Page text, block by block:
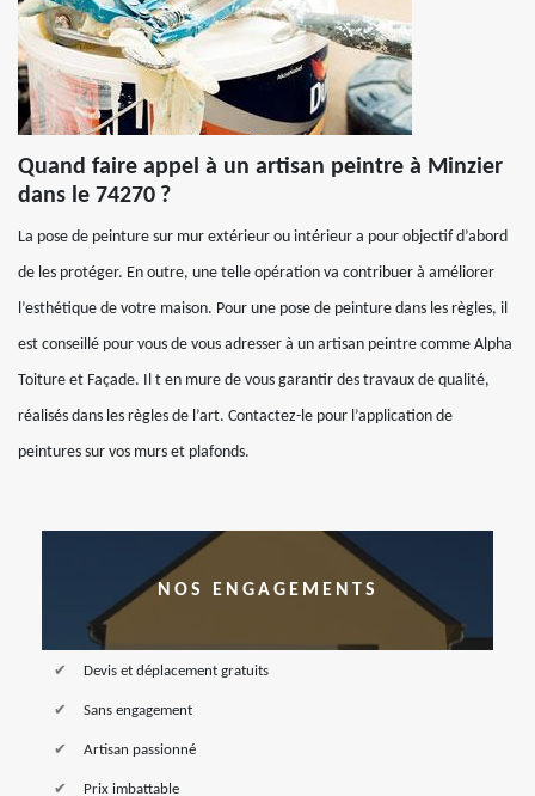
Quand faire appel à un artisan peintre à Minzier
dans le 74270 ?
La pose de peinture sur mur extérieur ou intérieur a pour objectif d’abord
de les protéger. En outre, une telle opération va contribuer à améliorer
l’esthétique de votre maison. Pour une pose de peinture dans les règles, il
est conseillé pour vous de vous adresser à un artisan peintre comme Alpha
Toiture et Façade. Il t en mure de vous garantir des travaux de qualité,
réalisés dans les règles de l’art. Contactez-le pour l’application de
peintures sur vos murs et plafonds.
NOS ENGAGEMENTS
Devis et déplacement gratuits
Sans engagement
Artisan passionné
Prix imbattable